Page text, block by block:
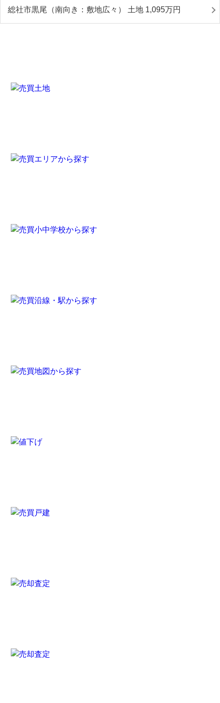
総社市黒尾（南向き：敷地広々） 土地 1,095万円